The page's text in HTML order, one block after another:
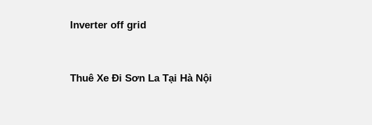
Inverter off grid
Thuê Xe Đi Sơn La Tại Hà Nội